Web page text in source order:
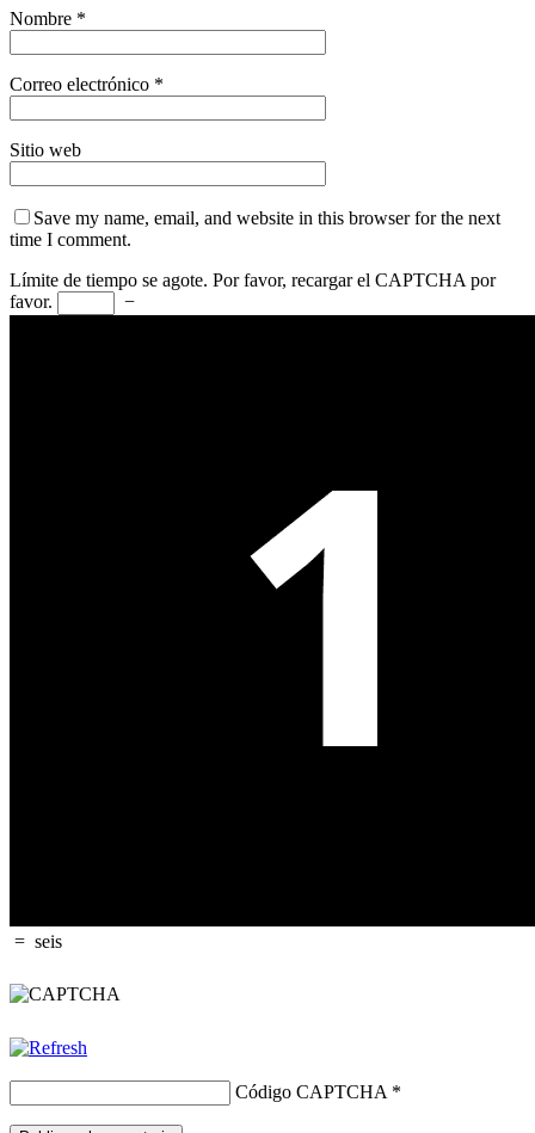
Nombre *
Correo electrónico *
Sitio web
Save my name, email, and website in this browser for the next
time I comment.
Límite de tiempo se agote. Por favor, recargar el CAPTCHA por
favor.
−
= seis
Código CAPTCHA *